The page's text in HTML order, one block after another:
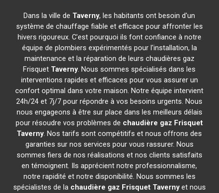
Dans la ville de Taverny, les habitants ont besoin d'un
système de chauffage fiable et efficace pour affronter les
hivers rigoureux. C'est pourquoi ils font confiance à notre
équipe de plombiers expérimentés pour l'installation, la
maintenance et la réparation de leurs chaudières gaz
Frisquet Taverny. Nous sommes spécialisés dans les
interventions rapides et efficaces pour vous assurer un
confort optimal dans votre maison. Notre équipe intervient
24h/24 et 7j/7 pour répondre à vos besoins urgents. Nous
nous engageons à être sur place dans les meilleurs délais
pour résoudre vos problèmes de chaudière gaz Frisquet
Taverny. Nos tarifs sont compétitifs et nous offrons des
garanties sur nos services pour vous rassurer. Nous
sommes fiers de nos réalisations et nos clients satisfaits
en témoignent. Ils apprécient notre professionnalisme,
notre rapidité et notre disponibilité. Nous sommes les
spécialistes de la chaudière gaz Frisquet Tavernyet nous